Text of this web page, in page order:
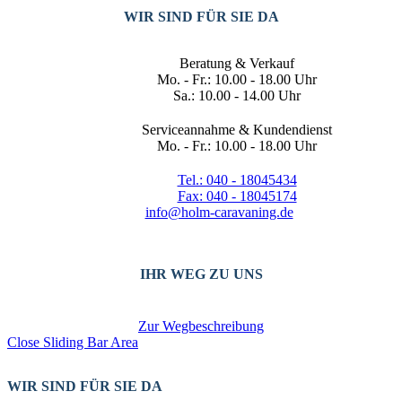
WIR SIND FÜR SIE DA
Beratung & Verkauf
Mo. - Fr.: 10.00 - 18.00 Uhr
Sa.: 10.00 - 14.00 Uhr
Serviceannahme & Kundendienst
Mo. - Fr.: 10.00 - 18.00 Uhr
Tel.: 040 - 18045434
Fax: 040 - 18045174
info@holm-caravaning.de
IHR WEG ZU UNS
Zur Wegbeschreibung
Close Sliding Bar Area
WIR SIND FÜR SIE DA